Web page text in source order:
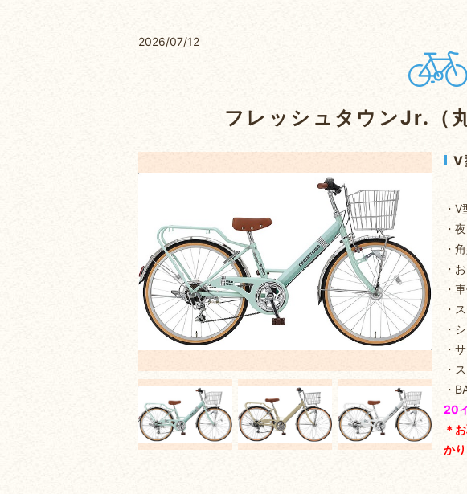
2026/07/12
フレッシュタウンJr.（
V
・
・
・
・
・
・
・
・
・
・
20
＊
か